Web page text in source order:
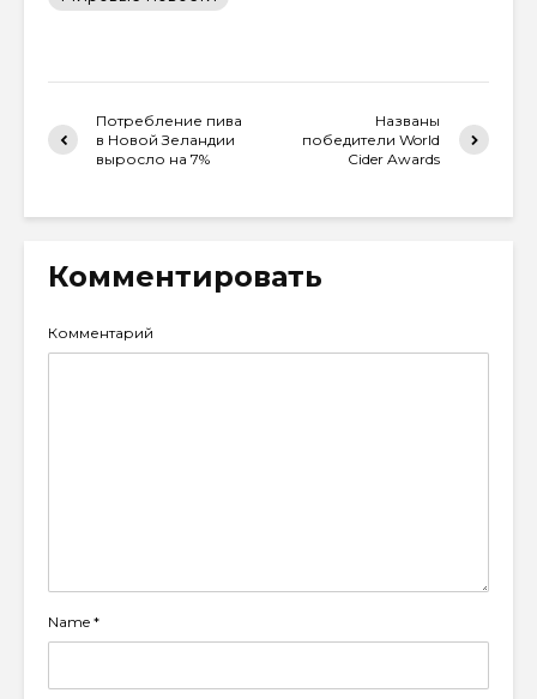
Потребление пива
в Новой Зеландии
выросло на 7%
Названы
победители World
Cider Awards
Комментировать
Комментарий
Name *